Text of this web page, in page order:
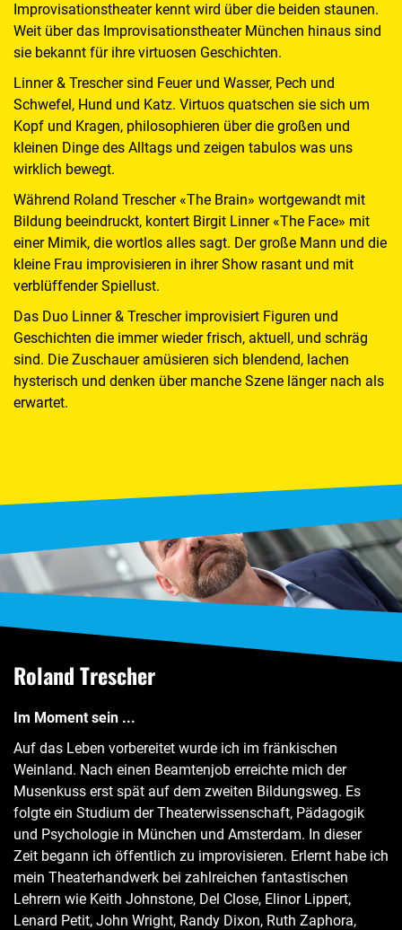
Improvisationstheater kennt wird über die beiden staunen.
Weit über das Improvisationstheater München hinaus sind
sie bekannt für ihre virtuosen Geschichten.
Linner & Trescher sind Feuer und Wasser, Pech und
Schwefel, Hund und Katz. Virtuos quatschen sie sich um
Kopf und Kragen, philosophieren über die großen und
kleinen Dinge des Alltags und zeigen tabulos was uns
wirklich bewegt.
Während Roland Trescher «The Brain» wortgewandt mit
Bildung beeindruckt, kontert Birgit Linner «The Face» mit
einer Mimik, die wortlos alles sagt. Der große Mann und die
kleine Frau improvisieren in ihrer Show rasant und mit
verblüffender Spiellust.
Das Duo Linner & Trescher improvisiert Figuren und
Geschichten die immer wieder frisch, aktuell, und schräg
sind. Die Zuschauer amüsieren sich blendend, lachen
hysterisch und denken über manche Szene länger nach als
erwartet.
Roland Trescher
Im Moment sein ...
Auf das Leben vorbereitet wurde ich im fränkischen
Weinland. Nach einen Beamtenjob erreichte mich der
Musenkuss erst spät auf dem zweiten Bildungsweg. Es
folgte ein Studium der Theaterwissenschaft, Pädagogik
und Psychologie in München und Amsterdam. In dieser
Zeit begann ich öffentlich zu improvisieren. Erlernt habe ich
mein Theaterhandwerk bei zahlreichen fantastischen
Lehrern wie Keith Johnstone, Del Close, Elinor Lippert,
Lenard Petit, John Wright, Randy Dixon, Ruth Zaphora,